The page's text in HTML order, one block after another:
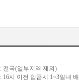
: 전국(일부지역 제외)
: 16시 이전 입금시 1~3일내